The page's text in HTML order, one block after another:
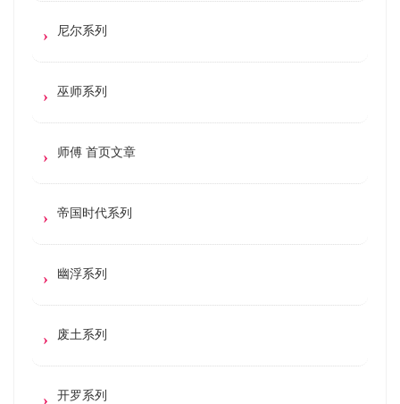
尼尔系列
巫师系列
师傅 首页文章
帝国时代系列
幽浮系列
废土系列
开罗系列